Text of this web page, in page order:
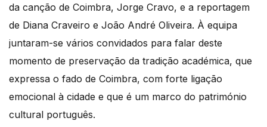
da canção de Coimbra, Jorge Cravo, e a reportagem
de Diana Craveiro e João André Oliveira. À equipa
juntaram-se vários convidados para falar deste
momento de preservação da tradição académica, que
expressa o fado de Coimbra, com forte ligação
emocional à cidade e que é um marco do património
cultural português.